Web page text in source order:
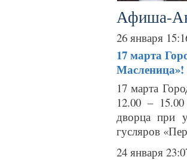
Афиша-
26 января
17 марта
Масленица»!
17 марта
12.00 –
дворца при
гусляров
24 января